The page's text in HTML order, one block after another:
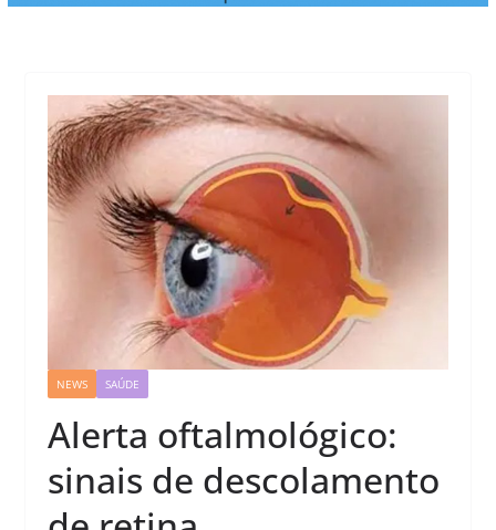
NEWS SAÚDE
Alerta oftalmológico:
sinais de descolamento